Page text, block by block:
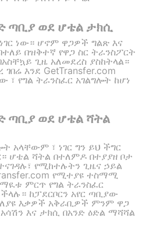
ጣቢያ ወደ ሆቴል ታክሲ
ነው። ሆኖም ዋጋዎች ግልጽ እና
በዝቅተኛ የዋጋ ስር ትራንስፖርት
ጊዜ አለመደረስ ያስከትላል።
እንደ GetTransfer.com
የግል ትራንስፈር አገልግሎት ከሆነ
ጣቢያ ወደ ሆቴል ሻትል
አላቸውም ፣ ነገር ግን ይህ ችግር
ሆቴል ሻትል በተለምዶ በተያያዘ ቦታ
የሚከተሉትን ጊዜና ኃይል
የሚተያዩ ተስማሚ
ምርጥ የግል ትራንስፈር
ከፓደርቦርን አየር ጣቢያው
እቃዎች አቅራቢዎች ምንም ዋጋ
እና ታክሲ በአንድ ዕድል ማሻሻል